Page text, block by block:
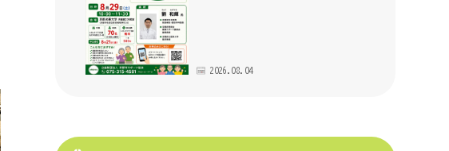
2026.08.04